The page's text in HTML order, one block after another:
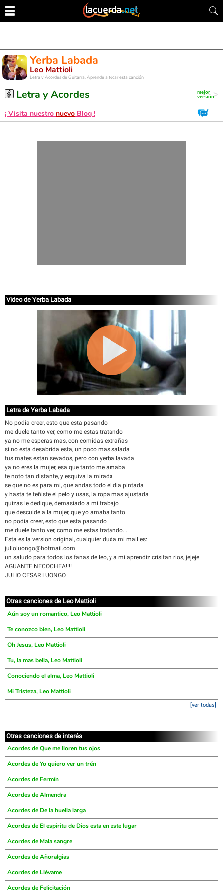
Yerba Labada
Leo Mattioli
Letra y Acordes de Guitarra. Aprende a tocar esta canción
Letra y Acordes
¡ Visita nuestro nuevo Blog !
Video de Yerba Labada
Letra de Yerba Labada
No podia creer, esto que esta pasando
me duele tanto ver, como me estas tratando
ya no me esperas mas, con comidas extrañas
si no esta desabrida esta, un poco mas salada
tus mates estan sevados, pero con yerba lavada
ya no eres la mujer, esa que tanto me amaba
te noto tan distante, y esquiva la mirada
se que no es para mi, que andas todo el dia pintada
y hasta te teñiste el pelo y usas, la ropa mas ajustada
quizas le dedique, demasiado a mi trabajo
que descuide a la mujer, que yo amaba tanto
no podia creer, esto que esta pasando
me duele tanto ver, como me estas tratando...
Esta es la version original, cualquier duda mi mail es:
julioluongo@hotmail.com
un saludo para todos los fanas de leo, y a mi aprendiz crisitan rios, jejeje
AGUANTE NECOCHEA!!!!
JULIO CESAR LUONGO
Otras canciones de Leo Mattioli
Aún soy un romantico, Leo Mattioli
Te conozco bien, Leo Mattioli
Oh Jesus, Leo Mattioli
Tu, la mas bella, Leo Mattioli
Conociendo el alma, Leo Mattioli
Mi Tristeza, Leo Mattioli
[ver todas]
Otras canciones de interés
Acordes de Que me lloren tus ojos
Acordes de Yo quiero ver un trén
Acordes de Fermín
Acordes de Almendra
Acordes de De la huella larga
Acordes de El espiritu de Dios esta en este lugar
Acordes de Mala sangre
Acordes de Añoralgias
Acordes de Llévame
Acordes de Felicitación